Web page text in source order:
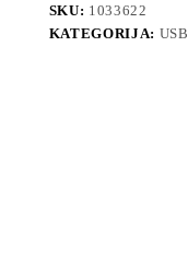
-
balts
SKU: 1033622
KATEGORIJA: